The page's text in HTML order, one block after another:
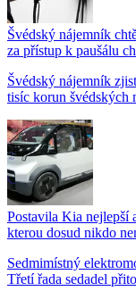
Švédský nájemník
za přístup k paušálu
Švédský nájemník
tisíc korun švédských
Postavila Kia nejlepší
kterou dosud nikdo
Sedmimístný
Třetí řada sedadel